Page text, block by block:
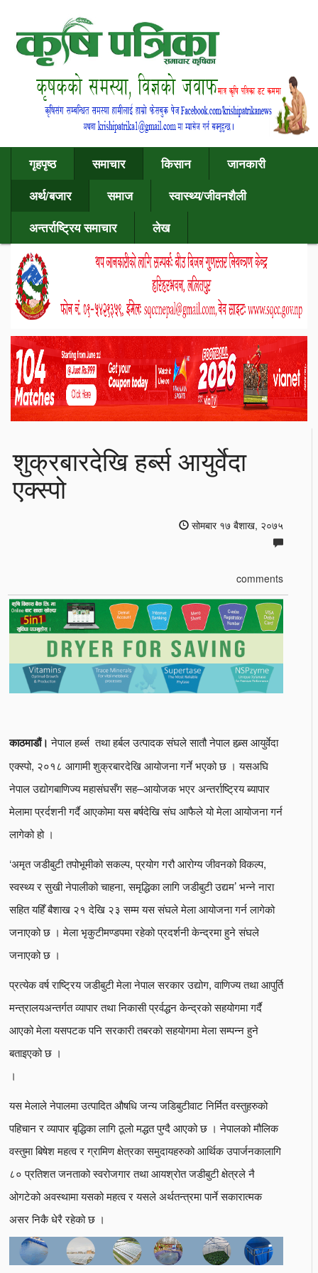
गृहपृष्ठ समाचार किसान
जानकारी
अर्थ/बजार
समाज
स्वास्थ्य/जीवनशैली
अन्तर्राष्ट्रिय समाचार
लेख
शुक्रबारदेखि हर्ब्स आयुर्वेदा
एक्स्पो
सोमबार १७ बैशाख, २०७५
comments
काठमाडौं। नेपाल हर्ब्स तथा हर्बल उत्पादक संघले सातौ नेपाल हब्र्स आयुर्वेदा
एक्स्पो, २०१८ आगामी शुक्रबारदेखि आयोजना गर्ने भएको छ । यसअघि
नेपाल उद्योगबाणिज्य महासंघसँग सह–आयोजक भएर अन्तर्राष्ट्रिय ब्यापार
मेलामा प्रर्दशनी गर्दै आएकोमा यस बर्षदेखि संघ आफैले यो मेला आयोजना गर्न
लागेको हो ।
‘अमृत जडीबुटी तपोभूमीको सकल्प, प्रयोग गरौ आरोग्य जीवनको विकल्प,
स्वस्थ्य र सुखी नेपालीको चाहना, समृद्धिका लागि जडीबुटी उद्यम’ भन्ने नारा
सहित यहिँ बैशाख २१ देखि २३ सम्म यस संघले मेला आयोजना गर्न लागेको
जनाएको छ । मेला भृकुटीमण्डपमा रहेको प्रदर्शनी केन्द्रमा हुने संघले
जनाएको छ ।
प्रत्येक वर्ष राष्ट्रिय जडीबुटी मेला नेपाल सरकार उद्योग, वाणिज्य तथा आपुर्ति
मन्त्रालयअन्तर्गत व्यापार तथा निकासी प्रर्वद्धन केन्द्रको सहयोगमा गर्दै
आएको मेला यसपटक पनि सरकारी तबरको सहयोगमा मेला सम्पन्न हुने
बताइएको छ ।
।
यस मेलाले नेपालमा उत्पादित औषधि जन्य जडिबुटीवाट निर्मित वस्तुहरुको
पहिचान र व्यापार बृद्धिका लागि ठूलो मद्धत पुग्दै आएको छ । नेपालको मौलिक
वस्तुमा बिषेश महत्व र ग्रामिण क्षेत्रका समुदायहरुको आर्थिक उपार्जनकालागि
८० प्रतिशत जनताको स्वरोजगार तथा आयश्रोत जडीबुटी क्षेत्रले नै
ओगटेको अवस्थामा यसको महत्व र यसले अर्थतन्त्रमा पार्ने सकारात्मक
असर निकै धेरै रहेको छ ।